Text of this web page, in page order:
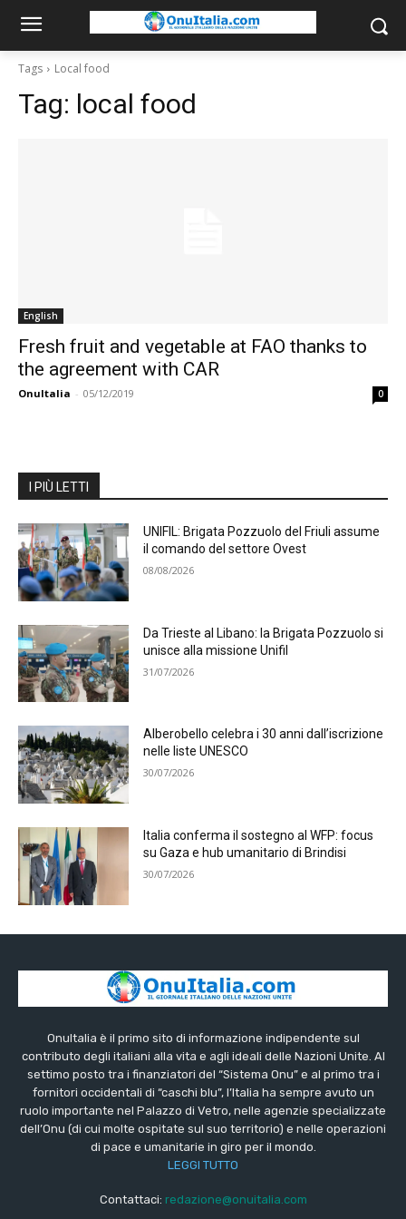
Tags Local food
Tag: local food
English
Fresh fruit and vegetable at FAO thanks to
the agreement with CAR
OnuItalia - 05/12/2019 0
I PIÙ LETTI
UNIFIL: Brigata Pozzuolo del Friuli assume
il comando del settore Ovest
08/08/2026
Da Trieste al Libano: la Brigata Pozzuolo si
unisce alla missione Unifil
31/07/2026
Alberobello celebra i 30 anni dall’iscrizione
nelle liste UNESCO
30/07/2026
Italia conferma il sostegno al WFP: focus
su Gaza e hub umanitario di Brindisi
30/07/2026
OnuItalia è il primo sito di informazione indipendente sul
contributo degli italiani alla vita e agli ideali delle Nazioni Unite. Al
settimo posto tra i finanziatori del “Sistema Onu” e al primo tra i
fornitori occidentali di “caschi blu”, l’Italia ha sempre avuto un
ruolo importante nel Palazzo di Vetro, nelle agenzie specializzate
dell’Onu (di cui molte ospitate sul suo territorio) e nelle operazioni
di pace e umanitarie in giro per il mondo.
LEGGI TUTTO
Contattaci: redazione@onuitalia.com